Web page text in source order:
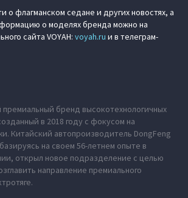
о флагманском седане и других новостях, а
о моделях бренда можно на
сайта VOYAH: voyah.ru и в телеграм-
премиальный бренд высокотехнологичных
в 2018 году с фокусом на
Китайский автопроизводитель DongFeng
на своем 56-летнем опыте в
открыл новое подразделение с целью
направление премиального